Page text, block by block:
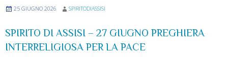
25 GIUGNO 2026 SPIRITODIASSISI
SPIRITO DI ASSISI – 27 GIUGNO PREGHIERA
INTERRELIGIOSA PER LA PACE